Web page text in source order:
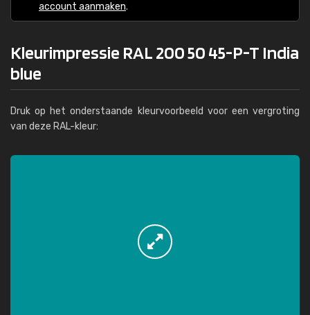
account aanmaken.
Kleurimpressie RAL 200 50 45-P-T India
blue
Druk op het onderstaande kleurvoorbeeld voor een vergroting
van deze RAL-kleur: